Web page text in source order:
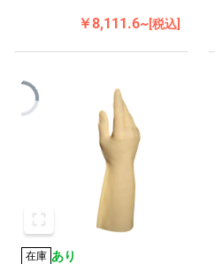
￥8,111.6~[税込]
在庫 あり